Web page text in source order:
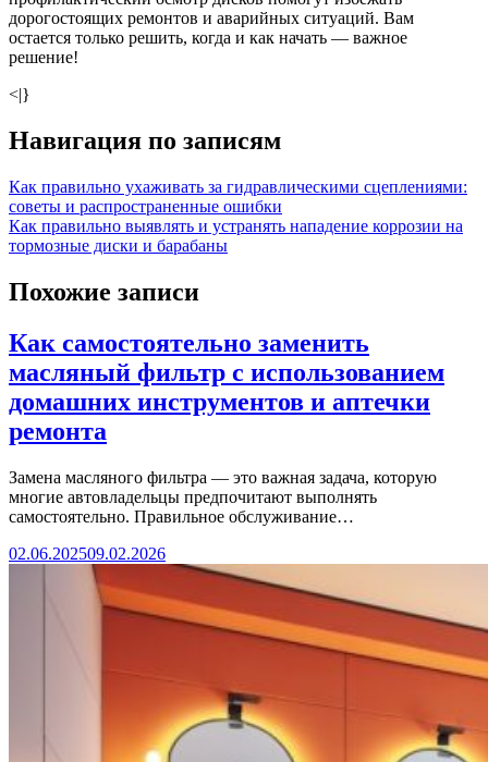
дорогостоящих ремонтов и аварийных ситуаций. Вам
остается только решить, когда и как начать — важное
решение!
<|}
Навигация по записям
Как правильно ухаживать за гидравлическими сцеплениями:
советы и распространенные ошибки
Как правильно выявлять и устранять нападение коррозии на
тормозные диски и барабаны
Похожие записи
Как самостоятельно заменить
масляный фильтр с использованием
домашних инструментов и аптечки
ремонта
Замена масляного фильтра — это важная задача, которую
многие автовладельцы предпочитают выполнять
самостоятельно. Правильное обслуживание…
02.06.202509.02.2026